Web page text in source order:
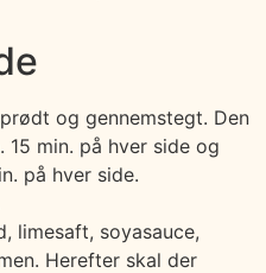
og gennemstegt. Den
15 min. på hver side og
på hver side.
limesaft, soyasauce,
Herefter skal der